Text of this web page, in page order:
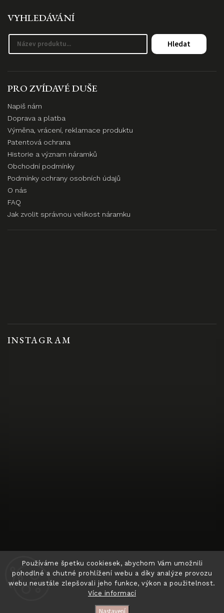
Používáme špetku cookiesek, abychom Vám umožnili
pohodlné a chutné prohlížení webu a díky analýze provozu
webu neustále zlepšovali jeho funkce, výkon a použitelnost.
Více informací
INSTAGRAM
Sledovat na Instagramu
VYHLEDÁVÁNÍ
Hledat
PRO ZVÍDAVÉ DUŠE
Napiš nám
Doprava a platba
Výměna, vrácení, reklamace produktu
Patentová ochrana
Historie a význam náramků
Obchodní podmínky
Podmínky ochrany osobních údajů
O nás
FAQ
Jak zvolit správnou velikost náramku
BIT OF HAPPINESS
vyhrazena.